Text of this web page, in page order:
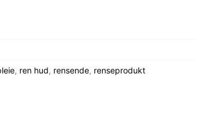
, ren hud, rensende, renseprodukt